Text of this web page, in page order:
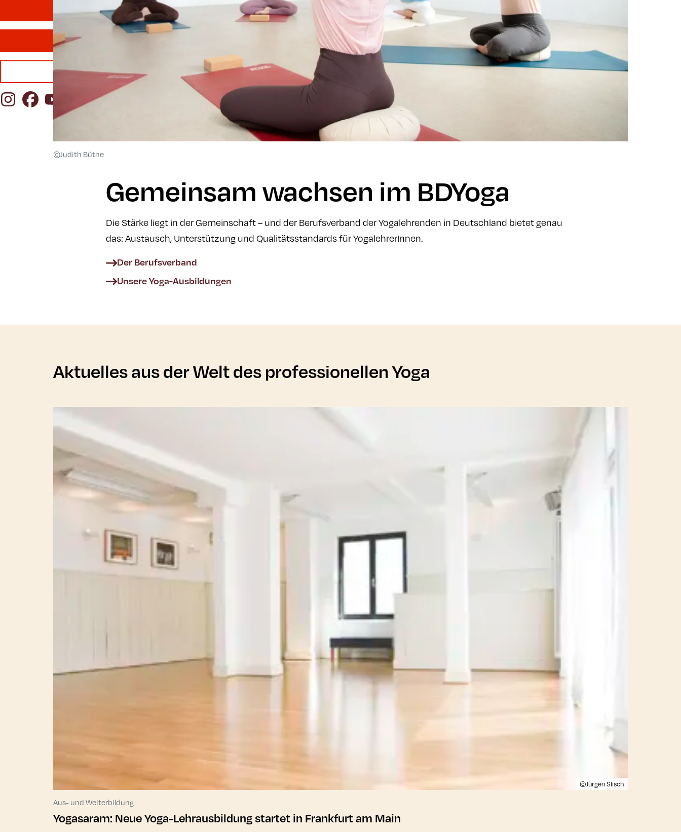
YogalehrerIn finden
Publikationen
InstagramFacebookYouTube
Gemeinsam wachsen im BDYoga
Die Stärke liegt in der Gemeinschaft – und der Berufsverband der Yogalehrenden in Deutschland bietet genau
das: Austausch, Unterstützung und Qualitätsstandards für YogalehrerInnen.
Der Berufsverband
Unsere Yoga-Ausbildungen
©Judith Büthe
Aktuelles aus der Welt des professionellen Yoga
©Jürgen Slisch
Aus- und Weiterbildung
Yogasaram: Neue Yoga-Lehrausbildung startet in Frankfurt am Main